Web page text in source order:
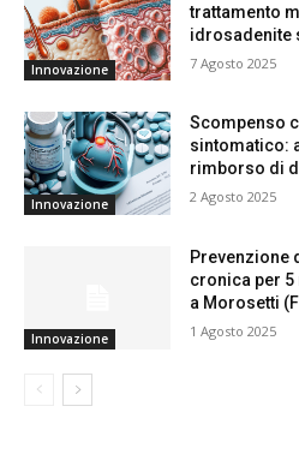
Innovazione
trattamento
idrosadenite
7 Agosto 2025
Innovazione
Scompenso
sintomatico:
rimborso di
2 Agosto 2025
Innovazione
Prevenzione
cronica per
a Morosetti
1 Agosto 2025